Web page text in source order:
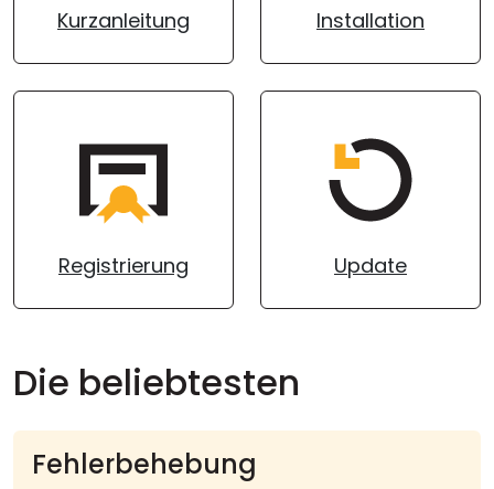
Kurzanleitung Installation
Registrierung Update
Die beliebtesten
Fehlerbehebung
Cloud & On-Premise